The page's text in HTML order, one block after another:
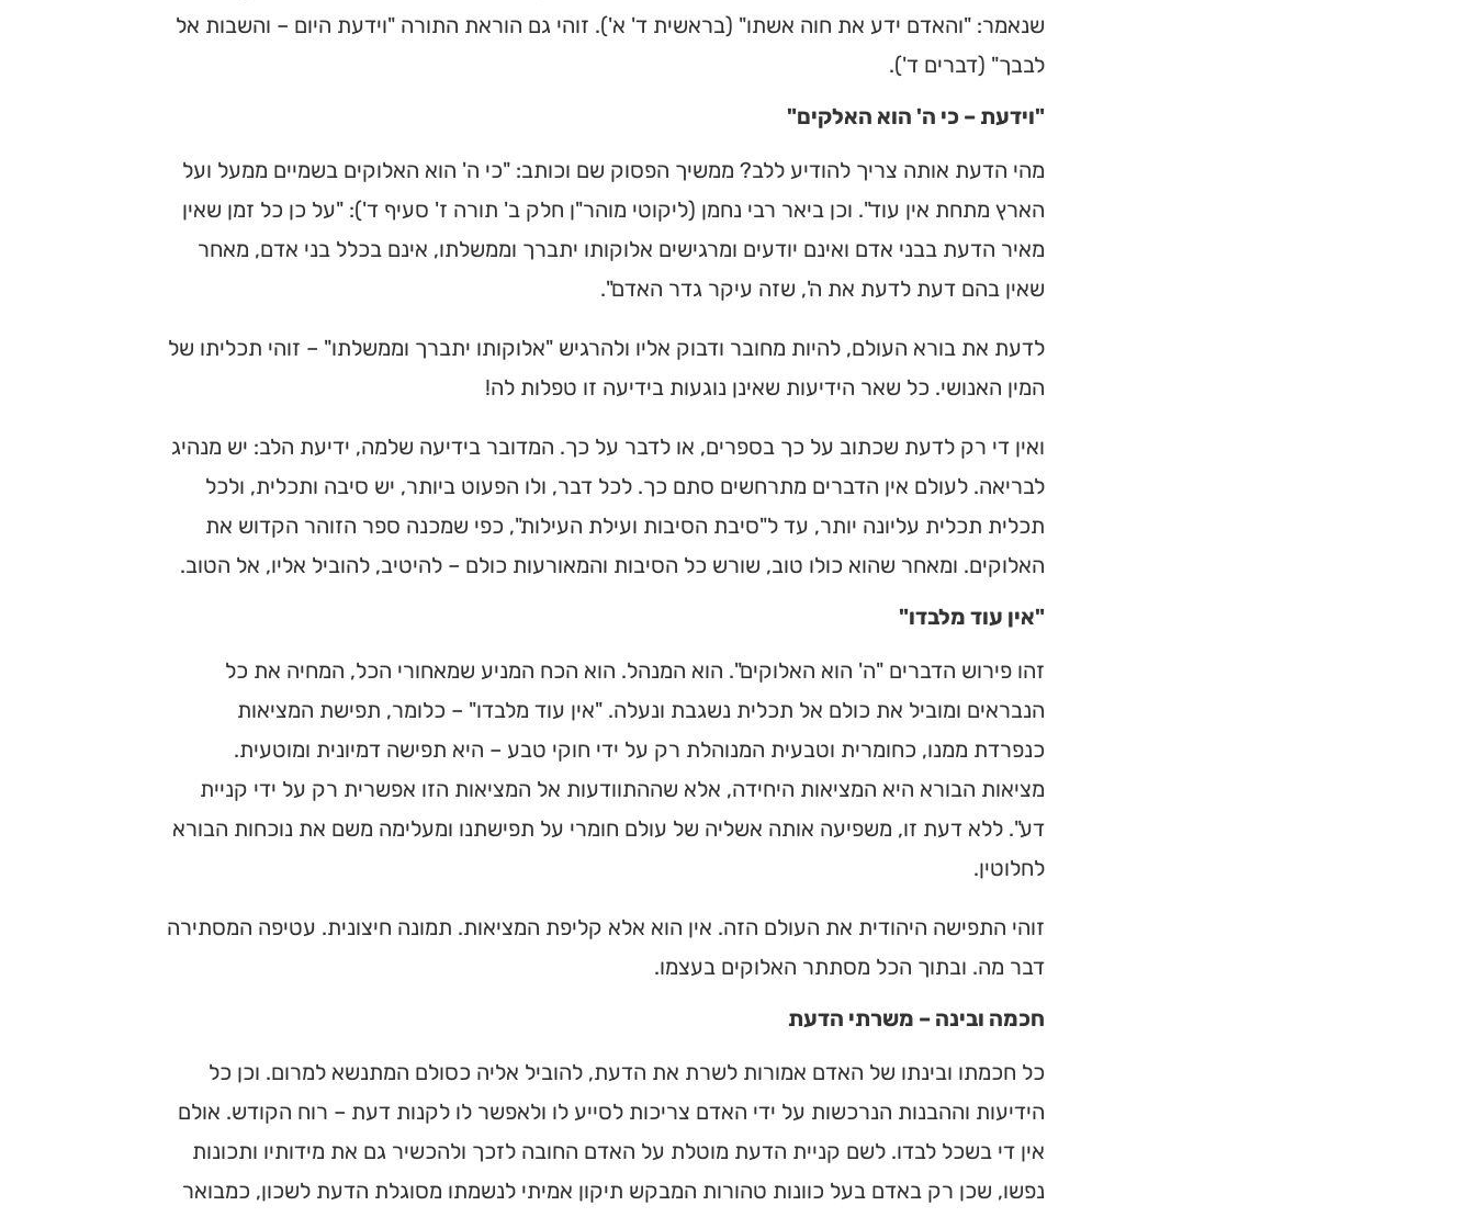
שנאמר: "והאדם ידע את חוה אשתו" (בראשית ד' א'). זוהי גם הוראת התורה "וידעת היום – והשבות אל
לבבך" (דברים ד').
"וידעת – כי ה' הוא האלקים"
מהי הדעת אותה צריך להודיע ללב? ממשיך הפסוק שם וכותב: "כי ה' הוא האלוקים בשמיים ממעל ועל
הארץ מתחת אין עוד". וכן ביאר רבי נחמן (ליקוטי מוהר"ן חלק ב' תורה ז' סעיף ד'): "על כן כל זמן שאין
מאיר הדעת בבני אדם ואינם יודעים ומרגישים אלוקותו יתברך וממשלתו, אינם בכלל בני אדם, מאחר
שאין בהם דעת לדעת את ה', שזה עיקר גדר האדם".
לדעת את בורא העולם, להיות מחובר ודבוק אליו ולהרגיש "אלוקותו יתברך וממשלתו" – זוהי תכליתו של
המין האנושי. כל שאר הידיעות שאינן נוגעות בידיעה זו טפלות לה!
ואין די רק לדעת שכתוב על כך בספרים, או לדבר על כך. המדובר בידיעה שלמה, ידיעת הלב: יש מנהיג
לבריאה. לעולם אין הדברים מתרחשים סתם כך. לכל דבר, ולו הפעוט ביותר, יש סיבה ותכלית, ולכל
תכלית תכלית עליונה יותר, עד ל"סיבת הסיבות ועילת העילות", כפי שמכנה ספר הזוהר הקדוש את
האלוקים. ומאחר שהוא כולו טוב, שורש כל הסיבות והמאורעות כולם – להיטיב, להוביל אליו, אל הטוב.
"אין עוד מלבדו"
זהו פירוש הדברים "ה' הוא האלוקים". הוא המנהל. הוא הכח המניע שמאחורי הכל, המחיה את כל
הנבראים ומוביל את כולם אל תכלית נשגבת ונעלה. "אין עוד מלבדו" – כלומר, תפישת המציאות
כנפרדת ממנו, כחומרית וטבעית המנוהלת רק על ידי חוקי טבע – היא תפישה דמיונית ומוטעית.
מציאות הבורא היא המציאות היחידה, אלא שההתוודעות אל המציאות הזו אפשרית רק על ידי קניית
דע". ללא דעת זו, משפיעה אותה אשליה של עולם חומרי על תפישתנו ומעלימה משם את נוכחות הבורא
לחלוטין.
זוהי התפישה היהודית את העולם הזה. אין הוא אלא קליפת המציאות. תמונה חיצונית. עטיפה המסתירה
דבר מה. ובתוך הכל מסתתר האלוקים בעצמו.
חכמה ובינה – משרתי הדעת
כל חכמתו ובינתו של האדם אמורות לשרת את הדעת, להוביל אליה כסולם המתנשא למרום. וכן כל
הידיעות וההבנות הנרכשות על ידי האדם צריכות לסייע לו ולאפשר לו לקנות דעת – רוח הקודש. אולם
אין די בשכל לבדו. לשם קניית הדעת מוטלת על האדם החובה לזכך ולהכשיר גם את מידותיו ותכונות
נפשו, שכן רק באדם בעל כוונות טהורות המבקש תיקון אמיתי לנשמתו מסוגלת הדעת לשכון, כמבואר